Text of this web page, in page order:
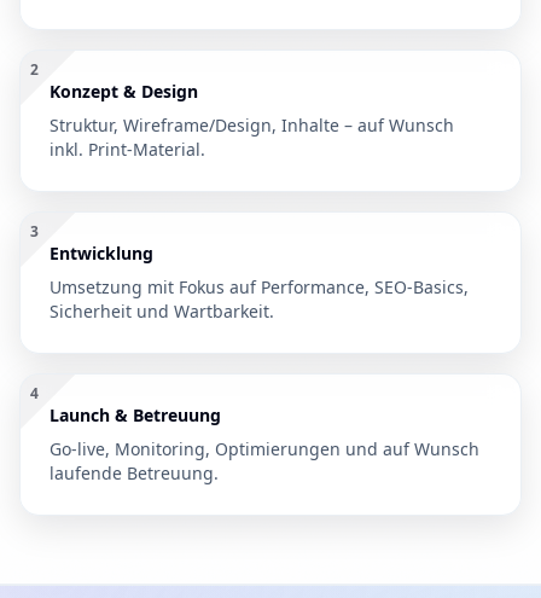
2
Konzept & Design
Struktur, Wireframe/Design, Inhalte – auf Wunsch
inkl. Print-Material.
3
Entwicklung
Umsetzung mit Fokus auf Performance, SEO-Basics,
Sicherheit und Wartbarkeit.
4
Launch & Betreuung
Go-live, Monitoring, Optimierungen und auf Wunsch
laufende Betreuung.